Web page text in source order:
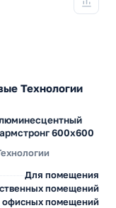
Технологии
600х600
Для помещения
помещений
офисных помещений